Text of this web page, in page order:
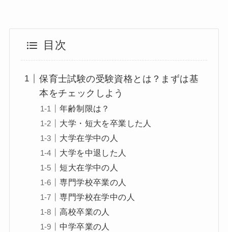
目次
保育士試験の受験資格とは？まずは基
本をチェックしよう
年齢制限は？
大学・短大を卒業した人
大学在学中の人
大学を中退した人
短大在学中の人
専門学校卒業の人
専門学校在学中の人
高校卒業の人
中学卒業の人